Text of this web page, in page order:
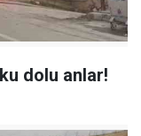
dolu anlar!